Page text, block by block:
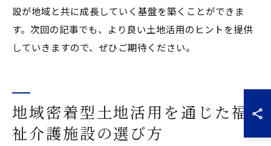
設が地域と共に成長していく基盤を築くことができま
す。次回の記事でも、より良い土地活用のヒントを提供
していきますので、ぜひご期待ください。
地域密着型土地活用を通じた福
祉介護施設の選び方